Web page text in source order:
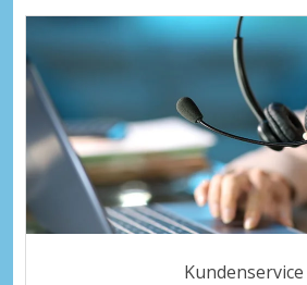
Kundenservice